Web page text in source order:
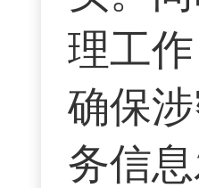
理工
确保
务信